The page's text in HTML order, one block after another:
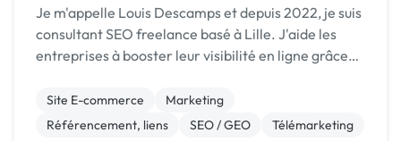
Je m'appelle Louis Descamps et depuis 2022, je suis
consultant SEO freelance basé à Lille. J'aide les
entreprises à booster leur visibilité en ligne grâce
Site E-commerce
Marketing
Référencement, liens
SEO / GEO Télémarketing